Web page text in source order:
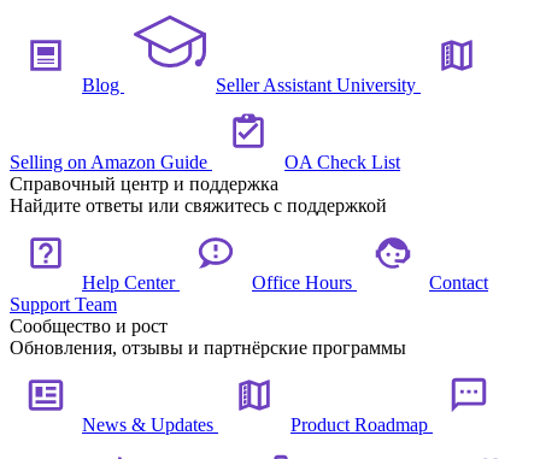
Blog Seller Assistant University
Selling on Amazon Guide
OA Check List
Справочный центр и поддержка
Найдите ответы или свяжитесь с поддержкой
Help Center Office Hours
Contact
Support Team
Сообщество и рост
Обновления, отзывы и партнёрские программы
News & Updates Product Roadmap